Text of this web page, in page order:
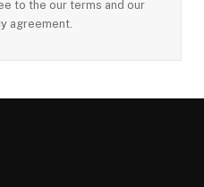
to the our terms and our
agreement.